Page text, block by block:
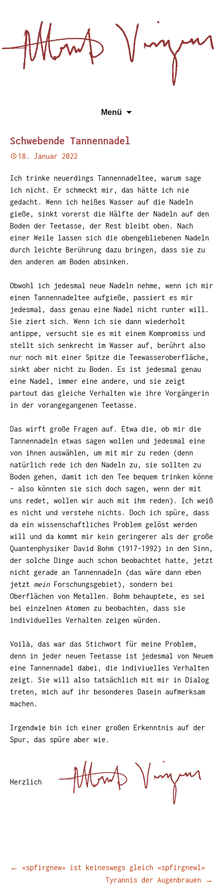
Albert Vinzens
Essays, Literarisches und
Menü
Schwebende Tannennadel
18. Januar 2022
Ich trinke neuerdings Tannennadeltee, warum sage
ich nicht. Er schmeckt mir, das hätte ich nie
gedacht. Wenn ich heißes Wasser auf die Nadeln
gieße, sinkt vorerst die Hälfte der Nadeln auf den
Boden der Teetasse, der Rest bleibt oben. Nach
einer Weile lassen sich die obengebliebenen Nadeln
durch leichte Berührung dazu bringen, dass sie zu
den anderen am Boden absinken.
Obwohl ich jedesmal neue Nadeln nehme, wenn ich mir
einen Tannennadeltee aufgieße, passiert es mir
jedesmal, dass genau eine Nadel nicht runter will.
Sie ziert sich. Wenn ich sie dann wiederholt
antippe, versucht sie es mit einem Kompromiss und
stellt sich senkrecht im Wasser auf, berührt also
nur noch mit einer Spitze die Teewasseroberfläche,
sinkt aber nicht zu Boden. Es ist jedesmal genau
eine Nadel, immer eine andere, und sie zeigt
partout das gleiche Verhalten wie ihre Vorgängerin
in der vorangegangenen Teetasse.
Das wirft große Fragen auf. Etwa die, ob mir die
Tannennadeln etwas sagen wollen und jedesmal eine
von ihnen auswählen, um mit mir zu reden (denn
natürlich rede ich den Nadeln zu, sie sollten zu
Boden gehen, damit ich den Tee bequem trinken könne
– also könnten sie sich doch sagen, wenn der mit
uns redet, wollen wir auch mit ihm reden). Ich weiß
es nicht und verstehe nichts. Doch ich spüre, dass
da ein wissenschaftliches Problem gelöst werden
will und da kommt mir kein geringerer als der große
Quantenphysiker David Bohm (1917-1992) in den Sinn,
der solche Dinge auch schon beobachtet hatte, jetzt
nicht gerade an Tannennadeln (das wäre dann eben
jetzt mein Forschungsgebiet), sondern bei
Oberflächen von Metallen. Bohm behauptete, es sei
bei einzelnen Atomen zu beobachten, dass sie
individuelles Verhalten zeigen würden.
Voilà, das war das Stichwort für meine Problem,
denn in jeder neuen Teetasse ist jedesmal von Neuem
eine Tannennadel dabei, die indiviuelles Verhalten
zeigt. Sie will also tatsächlich mit mir in Dialog
treten, mich auf ihr besonderes Dasein aufmerksam
machen.
Irgendwie bin ich einer großen Erkenntnis auf der
Spur, das spüre aber wie.
Herzlich
Beitragsnavigation
←
«spfirgnew» ist keineswegs gleich «spfirgnewl»
Tyrannis der Augenbrauen
→